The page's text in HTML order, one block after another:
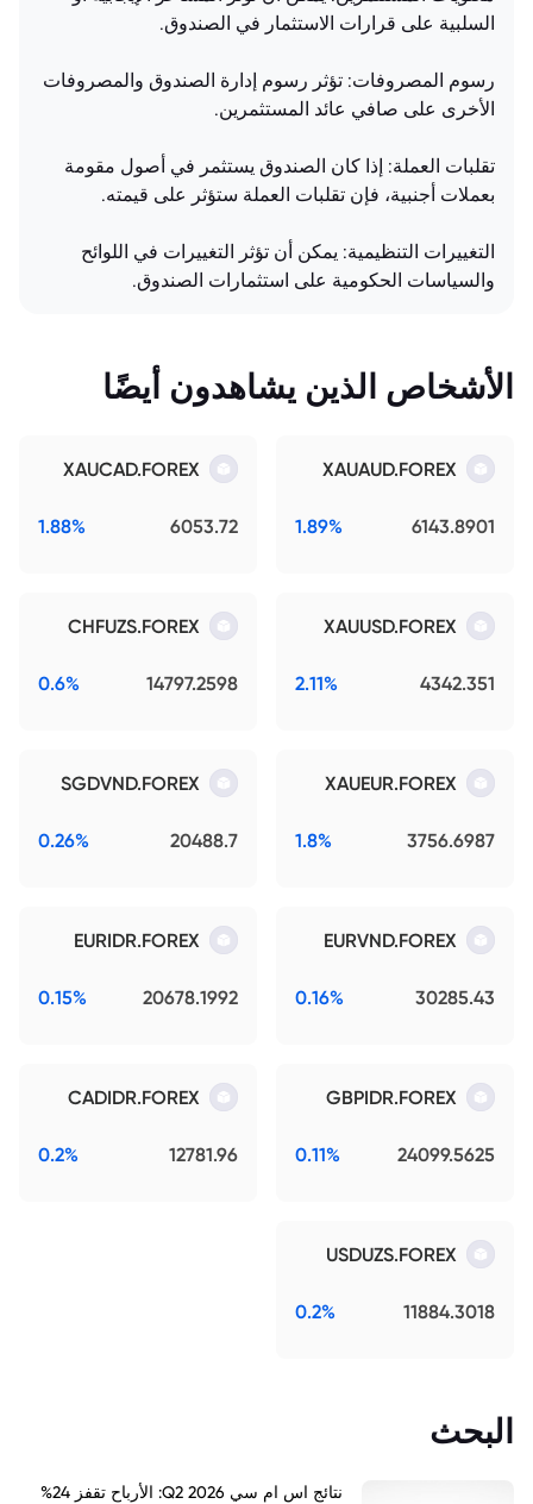
السلبية على قرارات الاستثمار في الصندوق.
رسوم المصروفات: تؤثر رسوم إدارة الصندوق والمصروفات
الأخرى على صافي عائد المستثمرين.
تقلبات العملة: إذا كان الصندوق يستثمر في أصول مقومة
بعملات أجنبية، فإن تقلبات العملة ستؤثر على قيمته.
التغييرات التنظيمية: يمكن أن تؤثر التغييرات في اللوائح
والسياسات الحكومية على استثمارات الصندوق.
الأشخاص الذين يشاهدون أيضًا
XAUAUD.FOREX
6143.8901
1.89%
XAUCAD.FOREX
6053.72
1.88%
XAUUSD.FOREX
4342.351
2.11%
CHFUZS.FOREX
14797.2598
0.6%
XAUEUR.FOREX
3756.6987
1.8%
SGDVND.FOREX
20488.7
0.26%
EURVND.FOREX
30285.43
0.16%
EURIDR.FOREX
20678.1992
0.15%
GBPIDR.FOREX
24099.5625
0.11%
CADIDR.FOREX
12781.96
0.2%
USDUZS.FOREX
11884.3018
0.2%
البحث
نتائج اس ام سي Q2 2026: الأرباح تقفز 24%